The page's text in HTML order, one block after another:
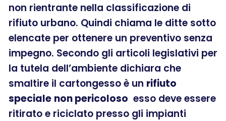
non rientrante nella classificazione di
rifiuto urbano. Quindi chiama le ditte sotto
elencate per ottenere un preventivo senza
impegno. Secondo gli articoli legislativi per
la tutela dell’ambiente dichiara che
smaltire il cartongesso è un rifiuto
speciale non pericoloso esso deve essere
ritirato e riciclato presso gli impianti